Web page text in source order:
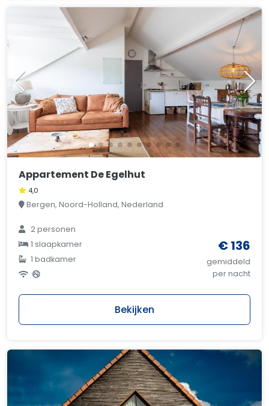
Appartement De Egelhut
4,0
Bergen, Noord-Holland, Nederland
2 personen
1 slaapkamer
1 badkamer
€ 136
gemiddeld
per nacht
Bekijken